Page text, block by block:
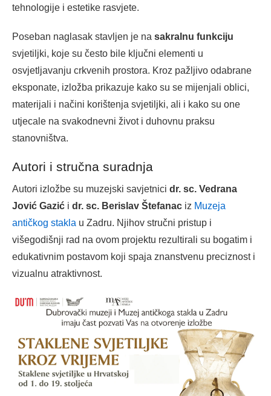
tehnologije i estetike rasvjete.
Poseban naglasak stavljen je na sakralnu funkciju
svjetiljki, koje su često bile ključni elementi u
osvjetljavanju crkvenih prostora. Kroz pažljivo odabrane
eksponate, izložba prikazuje kako su se mijenjali oblici,
materijali i načini korištenja svjetiljki, ali i kako su one
utjecale na svakodnevni život i duhovnu praksu
stanovništva.
Autori i stručna suradnja
Autori izložbe su muzejski savjetnici dr. sc. Vedrana
Jović Gazić i dr. sc. Berislav Štefanac iz Muzeja
antičkog stakla u Zadru. Njihov stručni pristup i
višegodišnji rad na ovom projektu rezultirali su bogatim i
edukativnim postavom koji spaja znanstvenu preciznost i
vizualnu atraktivnost.